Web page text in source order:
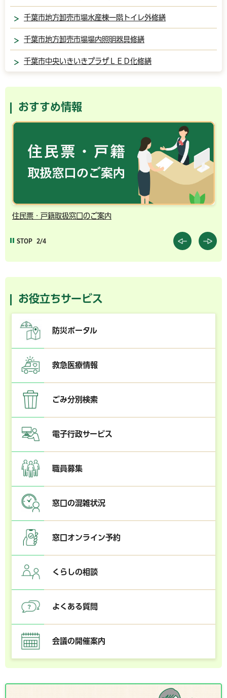
千葉市地方卸売市場水産棟一階トイレ外修繕
千葉市地方卸売市場場内照明器具修繕
千葉市中央いきいきプラザＬＥＤ化修繕
おすすめ情報
住民票・戸籍取扱窓口のご案内
STOP 2/4
お役立ちサービス
防災ポータル
救急医療情報
ごみ分別検索
電子行政サービス
職員募集
窓口の混雑状況
窓口オンライン予約
くらしの相談
よくある質問
会議の開催案内